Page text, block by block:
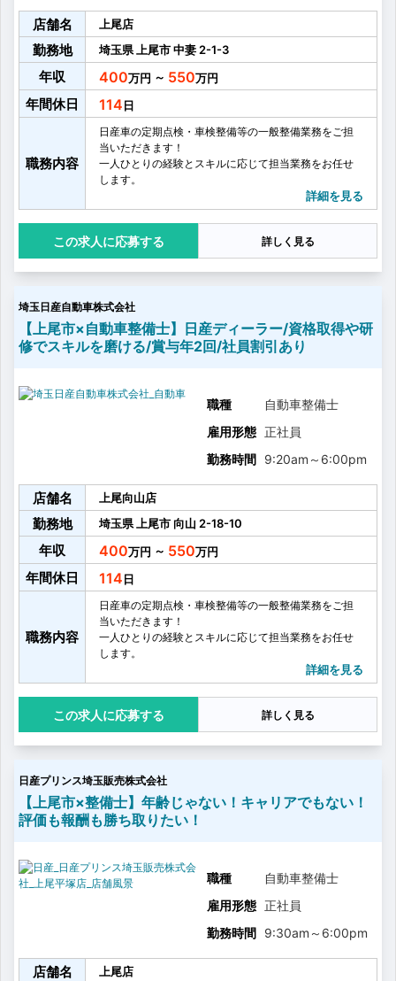
店舗名 上尾店
勤務地 埼玉県 上尾市中妻 2-1-3
年収 400 ～ 550
年間休日 114
職務内容
日産車の定期点検・車検整備等の一般整備業務をご担
当いただきます！
一人ひとりの経験とスキルに応じて担当業務をお任せ
します。
入社後は、仕事の流れを覚え、点検等基本的なことか
らスタートします！
日産の資格制度や研修等もあり、職場の先輩や教育担
当がしっかりサポートしますので安心してください
ね！
詳細を見る
応募する 詳しく見る
埼玉日産自動車株式会社
【上尾市×自動車整備士】日産ディーラー/資格取得や研
修でスキルを磨ける/賞与年2回/社員割引あり
職種
自動車整備士
雇用形態 正社員
勤務時間 9:20am ～ 6:00pm
店舗名 上尾向山店
勤務地 埼玉県 上尾市 向山 2-18-10
年収 400 ～ 550
年間休日 114
職務内容
日産車の定期点検・車検整備等の一般整備業務をご担
当いただきます！
一人ひとりの経験とスキルに応じて担当業務をお任せ
します。
入社後は、仕事の流れを覚え、点検等基本的なことか
らスタートします！
日産の資格制度や研修等もあり、職場の先輩や教育担
当がしっかりサポートしますので安心してください
ね！
詳細を見る
応募する 詳しく見る
日産プリンス埼玉販売株式会社
【上尾市×整備士】年齢じゃない！キャリアでもない！
評価も報酬も勝ち取りたい！
職種
自動車整備士
雇用形態 正社員
勤務時間 9:30am ～ 6:00pm
店舗名 上尾店